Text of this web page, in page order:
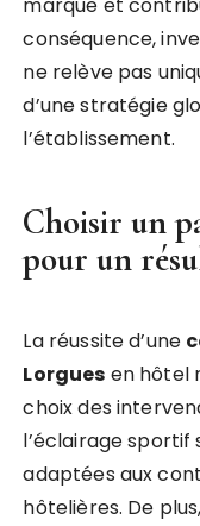
conséquence,
ne relève pas
d’une stratégie
l’établissement.
Choisir un
pour un
La réussite d’une
Lorgues en hôtel
choix des
l’éclairage sportif
adaptées aux
hôtelières. De